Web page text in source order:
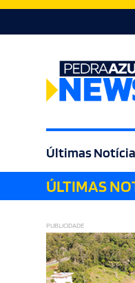
Últimas
ÚLTIMAS
PUBLICIDADE